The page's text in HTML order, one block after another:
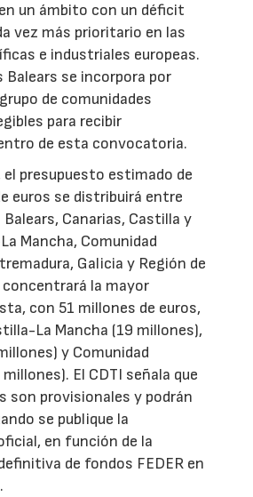
un ámbito con un déficit
vez más prioritario en las
e industriales europeas.
Balears se incorpora por
de comunidades
para recibir
de esta convocatoria.
el presupuesto estimado de
euros se distribuirá entre
Balears, Canarias, Castilla y
Mancha, Comunidad
Galicia y Región de
concentrará la mayor
con 51 millones de euros,
La Mancha (19 millones),
y Comunidad
El CDTI señala que
son provisionales y podrán
se publique la
en función de la
de fondos FEDER en